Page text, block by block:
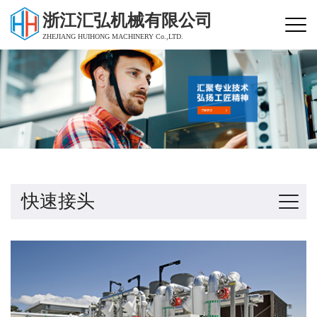
浙江汇弘机械有限公司
ZHEJIANG HUIHONG MACHINERY Co.,LTD.
快速接头